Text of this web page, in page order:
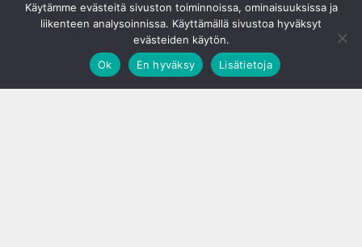
Käytämme evästeitä sivuston toiminnoissa, ominaisuuksissa ja
liikenteen analysoinnissa. Käyttämällä sivustoa hyväksyt
evästeiden käytön.
Ok
En hyväksy Lisätietoja